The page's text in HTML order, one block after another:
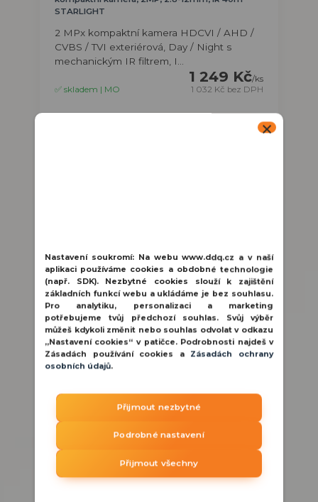
STARLIGHT
2 MPx kompaktní kamera HDCVI / AHD /
CVBS / TVI exteriérová, Day / Night s
mechanickým IR filtrem, I...
1 249 Kč/ks
1 032 Kč bez DPH
✅ skladem | MO
- 39 %
Longse CMSAHTC200FSHW HDCVI venkovní
dome kamera, 4MP, 2.8mm, IR 25m FullColor
4 MPx dome kamera HDCVI / AHD / CVBS
Nastavení soukromí: Na webu www.ddq.cz a v naší
aplikaci používáme cookies a obdobné technologie
(např. SDK). Nezbytné cookies slouží k zajištění
základních funkcí webu a ukládáme je bez souhlasu.
Pro analytiku, personalizaci a marketing
potřebujeme tvůj předchozí souhlas. Svůj výběr
můžeš kdykoli změnit nebo souhlas odvolat v odkazu
„Nastavení cookies“ v patičce. Podrobnosti najdeš v
Zásadách používání cookies a Zásadách ochrany
osobních údajů.
Přijmout nezbytné
Podrobné nastavení
Přijmout všechny